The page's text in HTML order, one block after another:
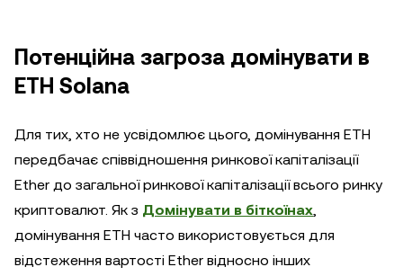
Потенційна загроза домінувати в
ETH Solana
Для тих, хто не усвідомлює цього, домінування ETH
передбачає співвідношення ринкової капіталізації
Ether до загальної ринкової капіталізації всього ринку
криптовалют. Як з Домінувати в біткоїнах,
домінування ETH часто використовується для
відстеження вартості Ether відносно інших